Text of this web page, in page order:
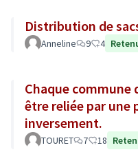
Distribution de
Anneline 9 4
Chaque
être reliée par une
inversement.
TOURET 7 18